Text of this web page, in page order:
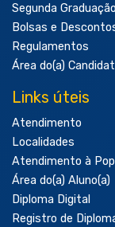
Segunda Graduação
Bolsas e
Regulamentos
Área do(a)
Links úteis
Atendimento
Localidades
Atendimento à
Área do(a) Aluno(a)
Diploma Digital
Registro de